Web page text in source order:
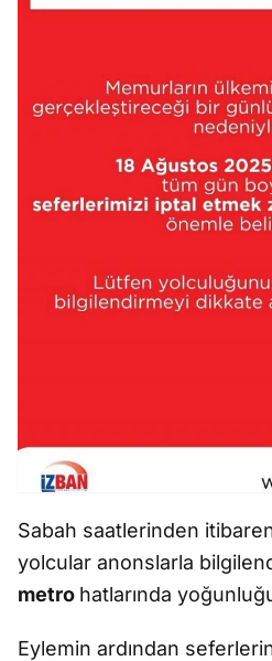
Sabah saatlerinden
yolcular anonslarla
metro hatlarında
Eylemin ardından